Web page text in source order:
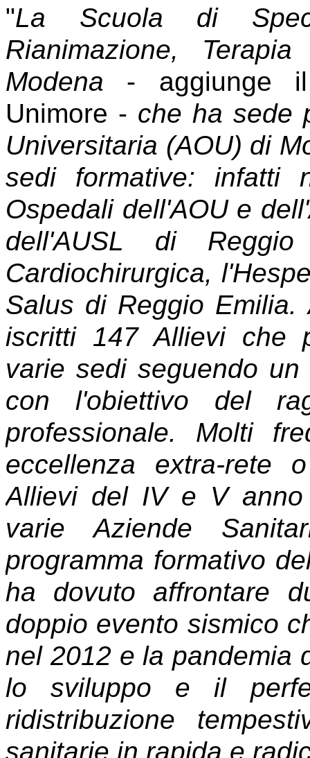
"La Scuola di
Rianimazione,
Modena - aggiunge
Unimore - che ha sede
Universitaria (AOU) di
sedi formative:
Ospedali dell'AOU e
dell'AUSL di
Cardiochirurgica,
Salus di Reggio
iscritti 147 Allievi che
varie sedi seguendo
con l'obiettivo del
professionale. Molti
eccellenza extra-rete
Allievi del IV e V
varie Aziende
programma formativo
ha dovuto affrontare
doppio evento sismico
nel 2012 e la pandemia
lo sviluppo e il
ridistribuzione
sanitarie in rapida e